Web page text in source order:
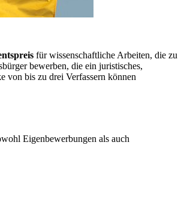
für wissenschaftliche Arbeiten, die zu
bewerben, die ein juristisches,
von bis zu drei Verfassern können
Eigenbewerbungen als auch